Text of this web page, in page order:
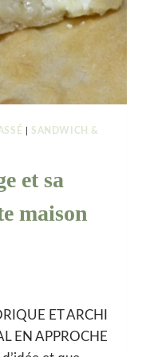
SANDWICH &
et sa
maison
ET ARCHI
EN APPROCHE